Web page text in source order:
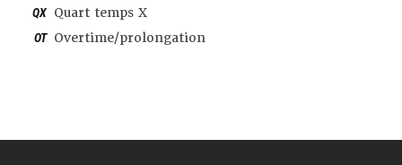
QX Quart temps X
OT Overtime/prolongation